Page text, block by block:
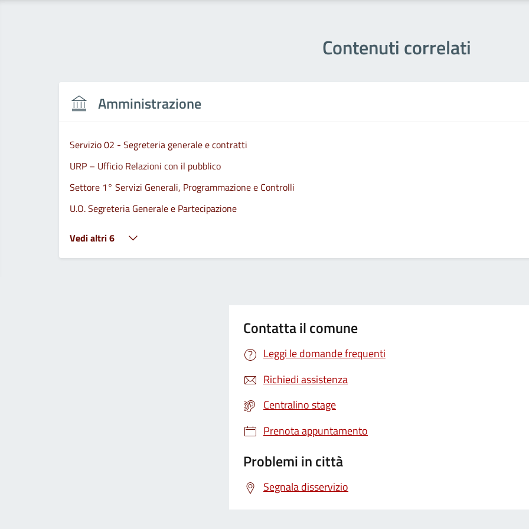
Contenuti correlati
Amministrazione
Servizio 02 - Segreteria generale e contratti
URP – Ufficio Relazioni con il pubblico
Settore 1° Servizi Generali, Programmazione e Controlli
U.O. Segreteria Generale e Partecipazione
Vedi altri 6
Contatta il comune
Leggi le domande frequenti
Richiedi assistenza
Centralino stage
Prenota appuntamento
Problemi in città
Segnala disservizio